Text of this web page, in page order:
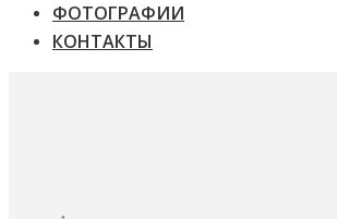
ФОТОГРАФИИ
КОНТАКТЫ